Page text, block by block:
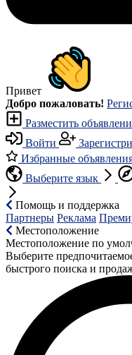
Привет
Добро пожаловать!
Разместить
Войти
Избранные
Выберите язык
Помощь и поддержка
Партнеры Реклама
Местоположение
Местоположение по
Выберите
быстрого поиска и